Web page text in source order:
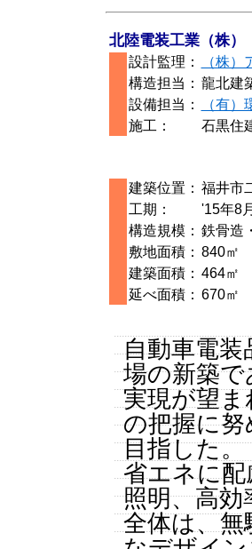
北陸電装工業（株）
設計監理：
（株
構造担当： 龍北建
設備担当：
（有
施工：
石黒住
建築位置： 福井市
工期：
'15年8
構造規模： 鉄骨造
敷地面積： 840㎡
建築面積： 464㎡
延べ面積： 670㎡
自動車電装
場の新築
実現が望
の把握に
目指した。
省エネに
照明、高効
全体は、